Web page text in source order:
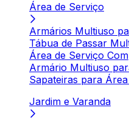
Área de Serviço
Armários Multiuso
Tábua de Passar
Área de Serviço
Armário Multiuso
Sapateiras para
Jardim e Varanda